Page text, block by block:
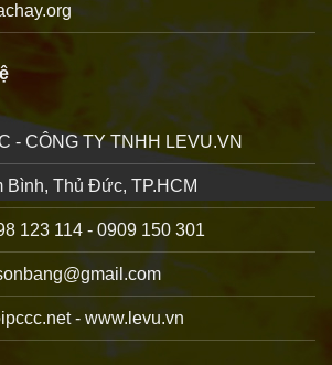
- CÔNG TY TNHH LEVU.VN
Bình, Thủ Đức, TP.HCM
123 114 - 0909 150 301
- www.levu.vn